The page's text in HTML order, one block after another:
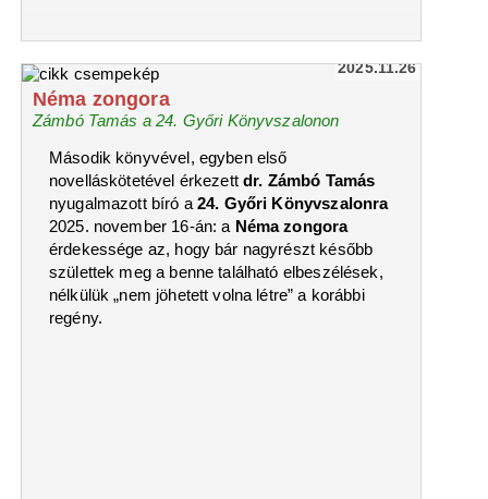
2025.11.26
Néma zongora
Zámbó Tamás a 24. Győri Könyvszalonon
Második könyvével, egyben első
novelláskötetével érkezettdr. Zámbó Tamás
nyugalmazott bíró a 24. Győri Könyvszalonra
2025. november 16-án: a Néma zongora
érdekessége az, hogy bár nagyrészt később
születtek meg a benne található elbeszélések,
nélkülük „nem jöhetett volna létre” a korábbi
regény.